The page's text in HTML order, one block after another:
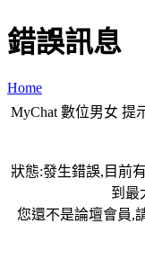
錯誤訊息
Home
MyChat 數位男女 提
狀態:發生錯誤,目前
到最
您還不是論壇會員,